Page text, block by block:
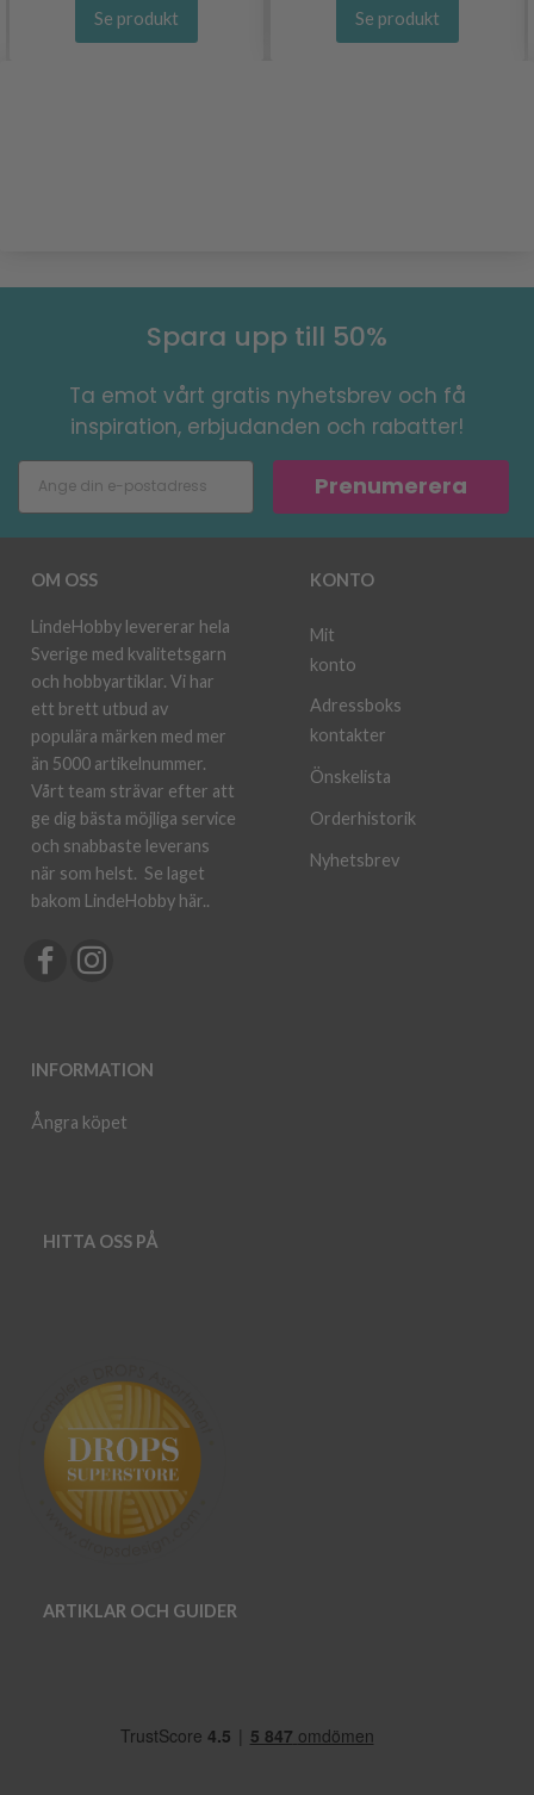
Se produkt Se produkt
Spara upp till 50%
Ta emot vårt gratis nyhetsbrev och få
inspiration, erbjudanden och rabatter!
Prenumerera
OM OSS
LindeHobby levererar hela
Sverige med kvalitetsgarn
och hobbyartiklar. Vi har
ett brett utbud av
populära märken med mer
än 5000 artikelnummer.
Vårt team strävar efter att
ge dig bästa möjliga service
och snabbaste leverans
när som helst. Se laget
bakom LindeHobby här..
INFORMATION
Ångra köpet
KONTO
Mit
konto
Adressboks
kontakter
Önskelista
Orderhistorik
Nyhetsbrev
HITTA OSS PÅ
ARTIKLAR OCH GUIDER